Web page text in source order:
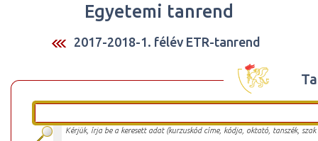
Egyetemi tanrend
2017-2018-1. félév ETR-tanrend
Kérjük, írja be a keresett adat (kurzuskód címe, kódja, oktató, tanszék,